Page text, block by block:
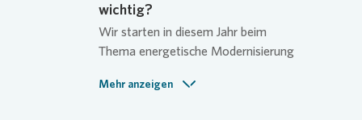
wichtig?
Wir starten in diesem Jahr beim
Thema energetische Modernisierung
kommen auch innovative Lösungen
Mehr anzeigen